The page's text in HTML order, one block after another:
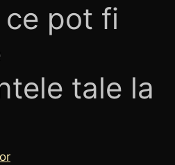
ce pot fi
tale la